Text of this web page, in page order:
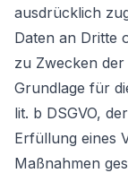
ausdrücklich
Daten an Dritte
zu Zwecken
Grundlage für
lit. b DSGVO,
Erfüllung eines
Maßnahmen